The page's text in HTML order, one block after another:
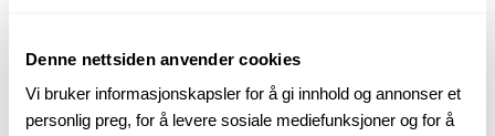
Denne nettsiden anvender cookies
Vi bruker informasjonskapsler for å gi innhold og annonser et
personlig preg, for å levere sosiale mediefunksjoner og for å